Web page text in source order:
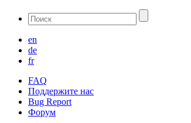
en
de
fr
FAQ
Поддержите нас
Bug Report
Форум